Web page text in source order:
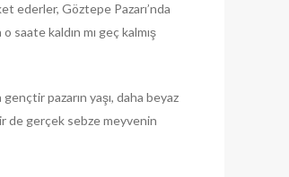
ederler, Göztepe Pazarı’nda
saate kaldın mı geç kalmış
pazarın yaşı, daha beyaz
de gerçek sebze meyvenin